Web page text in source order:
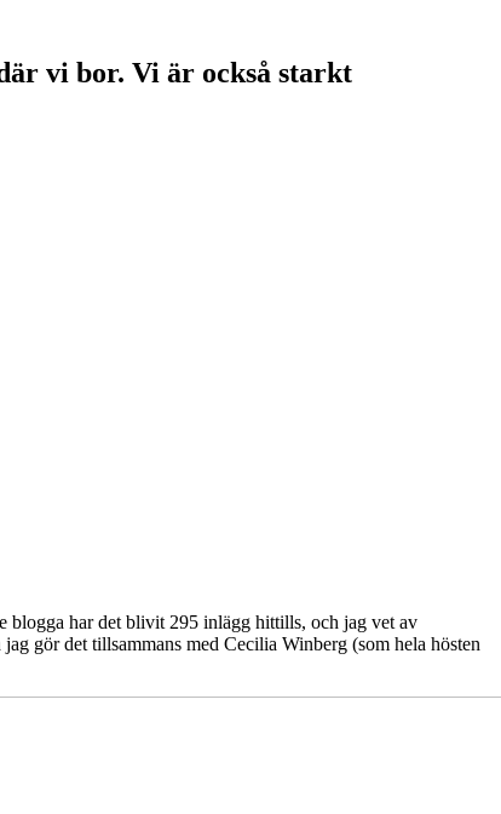
vi bor. Vi är också starkt
blogga har det blivit 295 inlägg hittills, och jag vet av
gör det tillsammans med Cecilia Winberg (som hela hösten